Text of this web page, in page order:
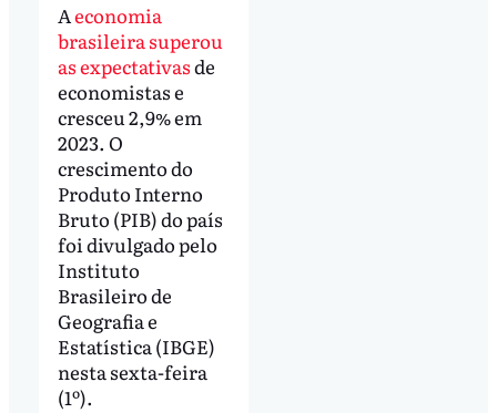
Aeconomia
brasileira superou
as expectativasde
economistas e
cresceu 2,9% em
2023. O
crescimento do
Produto Interno
Bruto (PIB) do país
foi divulgado pelo
Instituto
Brasileiro de
Geografia e
Estatística (IBGE)
nesta sexta-feira
(1º).